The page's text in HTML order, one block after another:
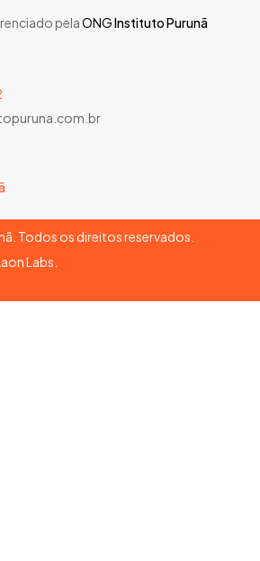
pelaONGInstituto Purunã
Todos os direitos reservados.
Labs